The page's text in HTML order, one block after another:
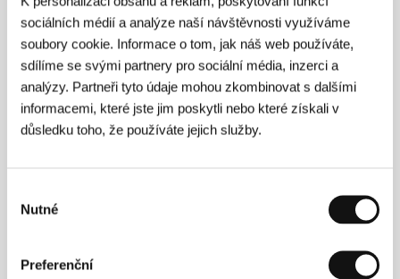
sociálních médií a analýze naší návštěvnosti využíváme
soubory cookie. Informace o tom, jak náš web používáte,
sdílíme se svými partnery pro sociální média, inzerci a
analýzy. Partneři tyto údaje mohou zkombinovat s dalšími
informacemi, které jste jim poskytli nebo které získali v
důsledku toho, že používáte jejich služby.
souhlasu
Nutné
Preferenční